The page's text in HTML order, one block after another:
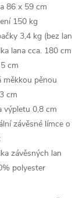
86 x 59 cm
150 kg
3,4 kg (bez
lana cca. 180 cm
cm
měkkou pěnou
cm
výpletu 0,8 cm
závěsné límce
závěsných lan
polyester